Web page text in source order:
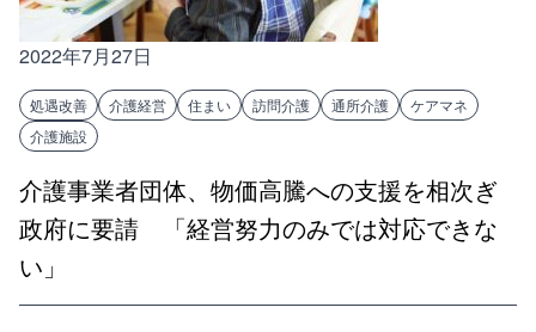
2022年7月27日
処遇改善 介護経営 住まい 訪問介護 通所介護
ケアマネ
介護施設
介護事業者団体、物価高騰への支援を相次ぎ
政府に要請 「経営努力のみでは対応できな
い」